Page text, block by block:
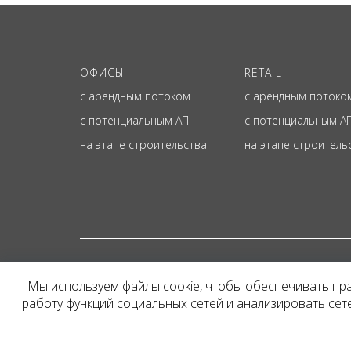
ОФИСЫ
с арендным потоком
с потенциальным АП
на этапе строительства
RETAIL
с арендным
с потенциальным
на этапе
Представленная на
и не является
Мы используем файлы cookie, чтобы обеспечивать
работу функций социальных сетей и анализировать